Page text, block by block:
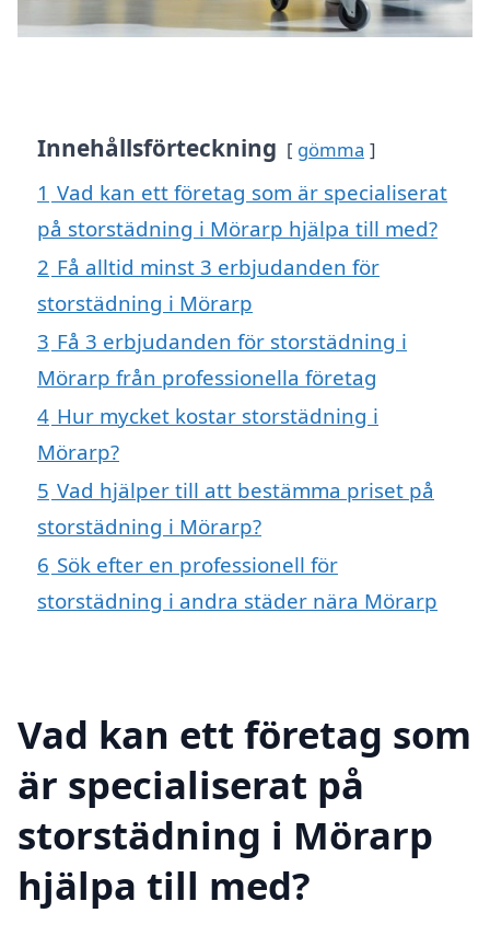
Innehållsförteckning gömma
1 Vad kan ett företag som är specialiserat
på storstädning i Mörarp hjälpa till med?
2 Få alltid minst 3 erbjudanden för
storstädning i Mörarp
3 Få 3 erbjudanden för storstädning i
Mörarp från professionella företag
4 Hur mycket kostar storstädning i
Mörarp?
5 Vad hjälper till att bestämma priset på
storstädning i Mörarp?
6 Sök efter en professionell för
storstädning i andra städer nära Mörarp
Vad kan ett företag som
är specialiserat på
storstädning i Mörarp
hjälpa till med?